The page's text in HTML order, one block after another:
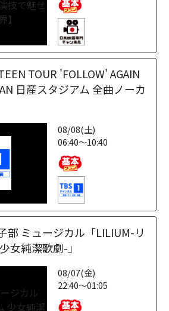
TOUR 'FOLLOW' AGAIN
日産スタジアム 全曲ノーカ
08/08(土)
06:40～10:40
部 ミュージカル「LILIUM-リ
女純潔歌劇-」
08/07(金)
22:40～01:05